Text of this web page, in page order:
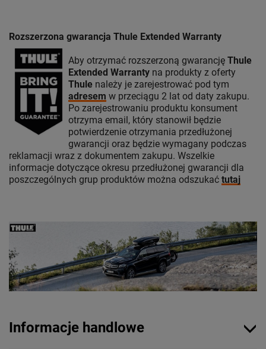
Rozszerzona gwarancja Thule Extended Warranty
Aby otrzymać rozszerzoną gwarancję Thule
Extended Warranty na produkty z oferty
Thule należy je zarejestrować pod tym
adresem w przeciągu 2 lat od daty zakupu.
Po zarejestrowaniu produktu konsument
otrzyma email, który stanowił będzie
potwierdzenie otrzymania przedłużonej
gwarancji oraz będzie wymagany podczas
reklamacji wraz z dokumentem zakupu. Wszelkie
informacje dotyczące okresu przedłużonej gwarancji dla
poszczególnych grup produktów można odszukać tutaj
Informacje handlowe